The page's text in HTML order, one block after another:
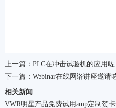
上一篇： PLC在冲击试验机的应用咗
下一篇： Webinar在线网络讲座邀请
相关新闻
VWR明星产品免费试用amp定制贺